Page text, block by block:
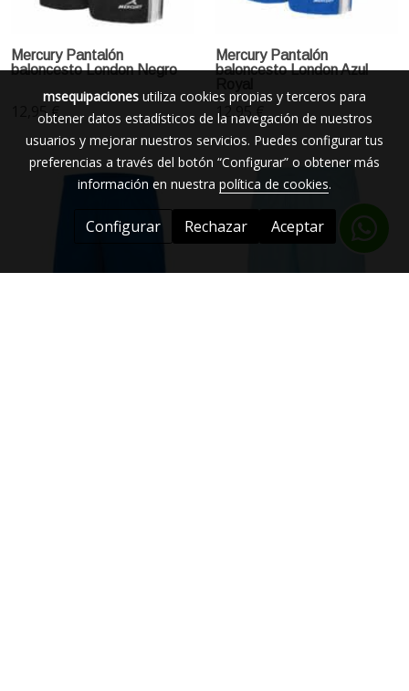
Mercury Pantalón
baloncesto London Negro
12,95 €
Mercury Pantalón
baloncesto London Azul
12,95 €
msequipaciones utiliza cookies propias y terceros para
obtener datos estadísticos de la navegación de nuestros
usuarios y mejorar nuestros servicios. Puedes configurar tus
preferencias a través del botón “Configurar” o obtener más
información en nuestra política de cookies.
Configurar Rechazar Aceptar